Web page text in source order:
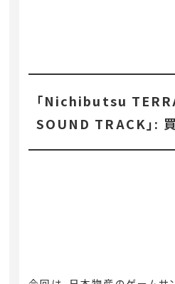
「Nichibutsu
SOUND TRACK」: